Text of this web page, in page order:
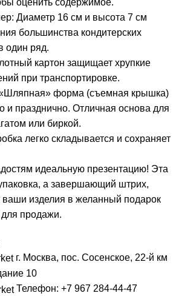
Диаметр 16 см и высота 7 см
большинства кондитерских
один ряд.
картон защищает хрупкие
при транспортировке.
форма (съемная крышка)
и празднично. Отличная основа для
или биркой.
легко складывается и сохраняет
идеальную презентацию! Эта
а завершающий штрих,
изделия в желанный подарок
продажи.
г. Москва, пос. Сосенское, 22-й км
10
Телефон: +7 967 284-44-47